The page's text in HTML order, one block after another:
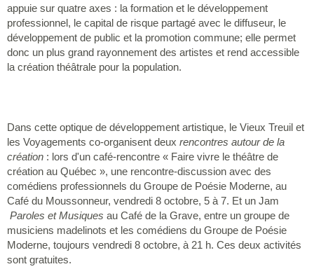
appuie sur quatre axes : la formation et le développement
professionnel, le capital de risque partagé avec le diffuseur, le
développement de public et la promotion commune; elle permet
donc un plus grand rayonnement des artistes et rend accessible
la création théâtrale pour la population.
Dans cette optique de développement artistique, le Vieux Treuil et
les Voyagements co-organisent deux rencontres autour de la
création : lors d'un café-rencontre « Faire vivre le théâtre de
création au Québec », une rencontre-discussion avec des
comédiens professionnels du Groupe de Poésie Moderne, au
Café du Moussonneur, vendredi 8 octobre, 5 à 7. Et un Jam
Paroles et Musiques au Café de la Grave, entre un groupe de
musiciens madelinots et les comédiens du Groupe de Poésie
Moderne, toujours vendredi 8 octobre, à 21 h. Ces deux activités
sont gratuites.